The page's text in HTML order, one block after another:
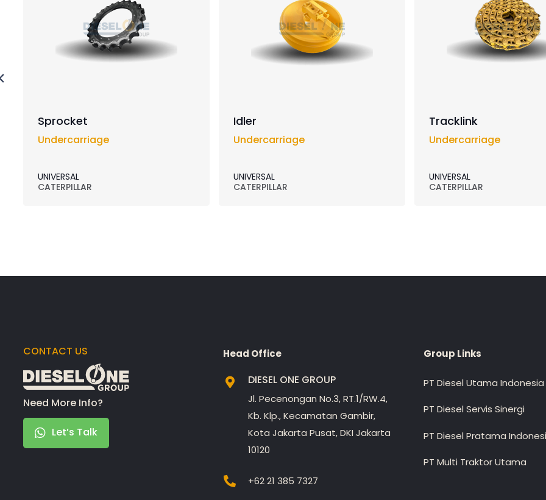
Sprocket
Undercarriage
UNIVERSAL
CATERPILLAR
Idler
Undercarriage
UNIVERSAL
CATERPILLAR
Tracklink
Undercarriage
UNIVERSAL
CATERPILLAR
CONTACT US
Need More Info?
Let’s Talk
Head Office
DIESEL ONE GROUP
Jl. Pecenongan No.3, RT.1/RW.4,
Kb. Klp., Kecamatan Gambir,
Kota Jakarta Pusat, DKI Jakarta
10120
+62 21 385 7327
Group Links
PT Diesel Utama Indonesia
PT Diesel Servis Sinergi
PT Diesel Pratama
PT Multi Traktor Utama